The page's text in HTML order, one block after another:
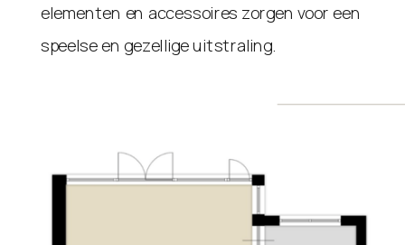
elementen en accessoires zorgen voor een
speelse en gezellige uitstraling.